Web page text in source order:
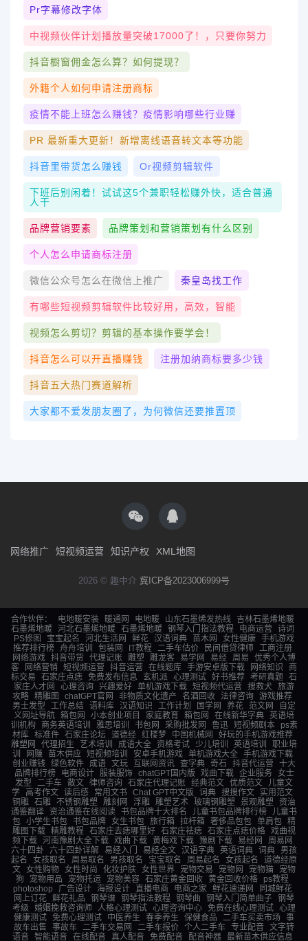
Pr字幕修改字体
中视频伙伴计划播放量突破17000了！，只要你努力
抖音橱窗佣金怎么算？如何提现？
外籍个人如何申请注册商标
疫情不能上班怎么赚钱？疫情影响哪些行业赚
PR 最新重大更新！新增离线语音转文本等功能
抖音里带货怎么赚钱 Or视频剪辑软件
下班后别闲着！试试这5个兼职轻松赚外快，适合普通
人干
品牌营销要素 品牌策划和营销策划有什么区别
个人怎么申请商标注册
微信公众号怎么在微信上推广 秦皇岛找工作
有哪些短视频剪辑软件比较好用，高效，智能
视频怎么剪切？剪辑的基本操作要学会！
抖音怎么可以开直播赚钱 注册加纳商标要多少钱
抖音五大热门赛道解析
大家都不爱发朋友圈了，为何微信还要推置顶
网络推广 短视频运营 知识产权 XML地图
2026 © 趣中介 冀ICP备2023006999号
合作伙伴： 电地暖安装 暖通网 电地暖 山东石墨烯发热线
吉林石墨烯地暖
石墨烯地暖
河北石墨烯地暖 石墨烯地暖 钢琴入门指法教程 电商运营
诗词
PS修图
宝宝起名 河北生活网 鲜花 汉语词典 苗木网 女性健康 手机游戏
推荐排行榜
舟舟培训 包装网 IT教程 二手车估价 民间借贷律师
工商注册
网络游戏 抖音带货 代理记账 雕塑 雕龙客 易学网 易经 周易
优秀个人博
客
网络营销 短视频运营 抖音运营 在线题库 手游安卓版下载 网络知识
商
标交易
石家庄点痣 免费发布信息 玄机派 心理测试 好书推荐 考研真题 石
家庄人才网
心理咨询 兴趣爱好 单机游戏下载 短视频代运营 搜救犬 旅游
攻略 精雕图 chatGPT官网 非物质文化遗产 名酒回收 法律咨询 游戏推荐
男士发型
工作总结 语料库 汉语知识 工作计划 国学网 养花 范文网
自定
义网址导航 箱包网 小本创业项目 家庭教育 箱包网 在线新华字典 英语培
训机构
商务英语培训 雅思培训 书包网 采购批发网 鲁迅 短视频剧本
ps素
材库
标准件 石家庄论坛 道德经 红楼梦 中国机械网
好玩的手机游戏推荐
雕塑网
代理招生 艺术培训 成语大全 资格考试 少儿培训 英语培训
职业培
训
网赚 苗木供应 短视频培训 安卓手机游戏 单机游戏大全
手机游戏下载
创业赚钱
绿色软件 成语 文玩 互联网资讯 查字典 奇石 抖音代运营 十大
品牌排行榜
电商设计 服装服饰 chatGPT国内版 戏曲下载 企业服务
女士
发型
二手车 散文 律师咨询 石家庄代理记账 经典范文 优质范文
儿童文
学 高考作文 读后感 常用文书 Chat GPT中文版 词典 搜搜作文
实用范文
铜雕 石雕 不锈钢雕塑 雕刻网 浮雕 雕塑艺术 玻璃钢雕塑 景观雕塑
资治
通鉴翻译
资治通鉴在线阅读 书包品牌十大排名 儿童书包品牌排行榜
儿童书
包 小学生书包 书包品牌 女生书包 旅行箱 拉杆箱 奢侈品包包 单肩包 精
雕图下载 精雕教程 石家庄去痣哪里好 石家庄祛痣 石家庄点痣价格 戏曲视
频下载
河南豫剧大全下载 戏曲下载 黄梅戏下载 豫剧下载 易经网
周易网
六十四卦
六十四卦详解 易经入门 易经全文 汉语字典 英语词典 词典
男孩
起名
女孩取名 周易取名 男孩取名 宝宝取名 周易起名 女孩起名
道德经原
文 女性购物 女性时尚 化妆护肤 女性世界 宠物交易 宠物网 宠物猫
宠物
狗
宠物用品 宠物托运 宠物美容 石家庄黄金回收 黄金回收价格
ps教程
photoshop
广告设计 海报设计 直播电商 电商之家 鲜花速递网
同城鲜花
网上订花 鲜花礼品 钢琴谱 钢琴指法教程 钢琴曲 钢琴入门简单曲子 钢琴
考级
婚姻挽救咨询师 人格心理测试 心理咨询中心 免费在线心理测试 心理
健康测试
免费心理测试 中医养生 春季养生 保健食品 二手车买卖市场
事
故车出售
事故车 二手车交易网 二手车报价 个人二手车 专业配音 文字转
语音
智能语音 在线配音 真人配音 免费配音 配音神器 最新苗木供应信息